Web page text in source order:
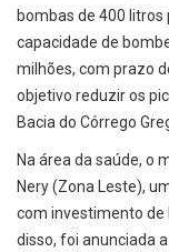
bombas de 400
capacidade de
milhões, com prazo
objetivo reduzir os
Bacia do Córrego
Na área da saúde, o
Nery (Zona Leste),
com investimento de
disso, foi anunciada